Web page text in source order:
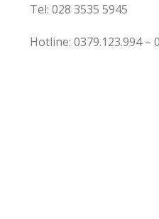
Tel: 028 3535 5945
Hotline: 0379.123.994 –